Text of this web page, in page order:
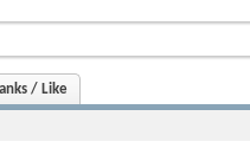
/ Like